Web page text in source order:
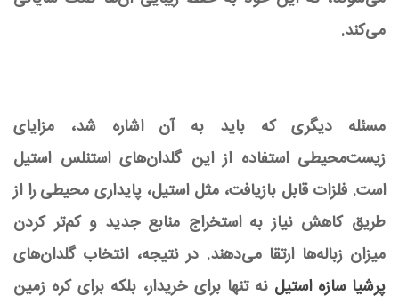
می‌کند.
مسئله دیگری که باید به آن اشاره شد، مزایای
زیست‌محیطی استفاده از این گلدان‌های استنلس استیل
است. فلزات قابل بازیافت، مثل استیل، پایداری محیطی را از
طریق کاهش نیاز به استخراج منابع جدید و کم‌تر کردن
میزان زباله‌ها ارتقا می‌دهند. در نتیجه، انتخاب گلدان‌های
پرشیا سازه استیل نه تنها برای خریدار، بلکه برای کره زمین